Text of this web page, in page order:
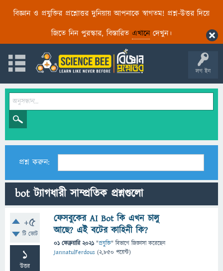
বিজ্ঞান ও প্রযুক্তির প্রশ্নোত্তর দুনিয়ায় আপনাকে স্বাগতম! প্রশ্ন-উত্তর দিয়ে
জিতে নিন পুরস্কার, বিস্তারিত এখানেদেখুন।
লগ ইন
প্রশ্ন করুন:
bot ট্যাগধারী সাম্প্রতিক প্রশ্নগুলো
+5
টি ভোট
1
উত্তর
ফেসবুকের AI Bot কি এখন চালু
আছে? এই বটের কাহিনী কি?
01 ফেব্রুয়ারি 2021 "প্রযুক্তি" বিভাগে জিজ্ঞাসাকরেছেন
JannatulFerdous (2,850 পয়েন্ট)